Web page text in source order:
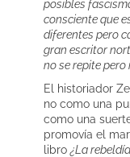
posibles
consciente que
diferentes pero
gran escritor
no se repite pero
El historiador
no como una
como una
promovía el
libro ¿La